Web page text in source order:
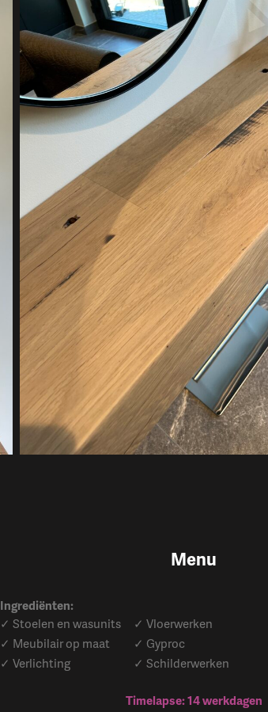
Menu
Ingrediënten:
✓ Stoelen en wasunits
✓ Meubilair op maat
✓ Verlichting
✓ Vloerwerken
✓ Gyproc
✓ Schilderwerken
Timelapse: 14 werkdagen